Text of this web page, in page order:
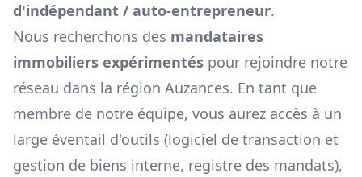
d'indépendant / auto-entrepreneur.
Nous recherchons des mandataires
immobiliers expérimentés pour rejoindre notre
réseau dans la région Auzances. En tant que
membre de notre équipe, vous aurez accès à un
large éventail d'outils (logiciel de transaction et
gestion de biens interne, registre des mandats),